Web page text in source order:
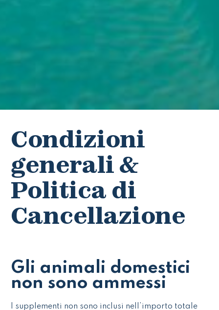
Condizioni
generali &
Politica di
Cancellazione
Gli animali domestici
non sono ammessi
I supplementi non sono inclusi nell’importo totale